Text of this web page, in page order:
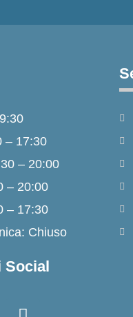
– 17:30
– 20:00
– 20:00
– 17:30
Chiuso
Social